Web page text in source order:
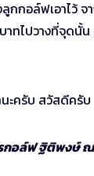
กอล์ฟเอาไว้ จ
ทไปวางที่จุดนั้
ะครับ สวัสดีครับ
รกอล์ฟ ฐิติพงษ์